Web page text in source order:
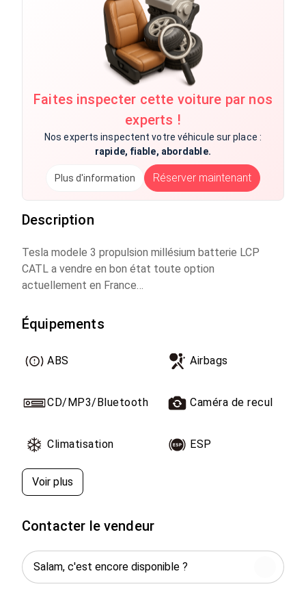
Faites inspecter cette voiture par nos
experts !
Nos experts inspectent votre véhicule sur place :
rapide, fiable, abordable.
Plus d'information Réserver maintenant
Description
Tesla modele 3 propulsion millésium batterie LCP
CATL a vendre en bon état toute option
actuellement en France
PRIX NÉGOCIABLE
Équipements
ABS Airbags
CD/MP3/Bluetooth Caméra de recul
Climatisation ESP
Voir plus
Contacter le vendeur